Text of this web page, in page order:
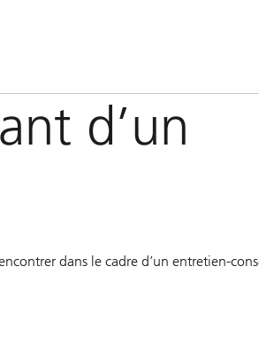
d’un
dans le cadre d’un entretien-